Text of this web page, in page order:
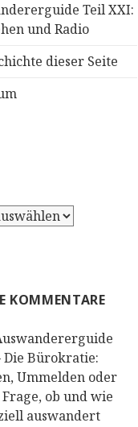
Teil XXI:
und Radio
dieser Seite
KOMMENTARE
Die Bürokratie:
Ummelden oder
ob und wie
auswandert